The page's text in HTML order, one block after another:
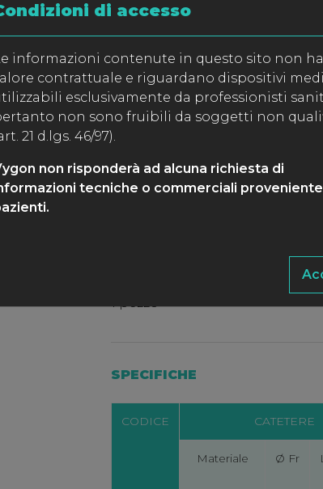
di accesso
informazioni contenute in questo sito non
contrattuale e riguardano dispositivi
esclusivamente da professionisti
non sono fruibili da soggetti non
21 d.lgs. 46/97).
non risponderà ad alcuna richiesta di
tecniche o commerciali
1 pezzo
SPECIFICHE
CODICE CATETERE
Materiale Ø Fr